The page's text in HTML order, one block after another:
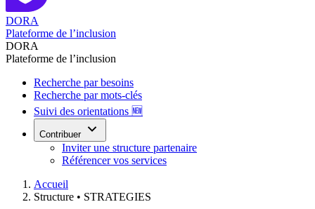
DORA
Plateforme de l’inclusion
DORA
Plateforme de l’inclusion
Recherche par besoins
Recherche par mots-clés
Suivi des orientations 🆕
Contribuer
Inviter une structure partenaire
Référencer vos services
Accueil
Structure • STRATEGIES